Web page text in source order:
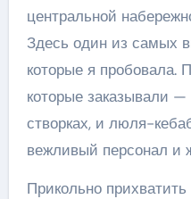
центральной
Здесь один из самых
которые я пробовала.
которые заказывали
створках, и люля-
вежливый персонал и
Прикольно